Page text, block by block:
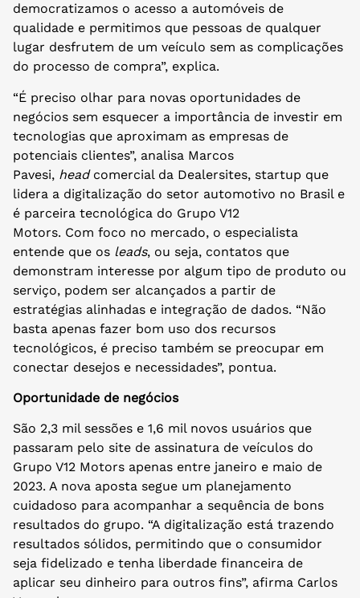
democratizamos o acesso a automóveis de
qualidade e permitimos que pessoas de qualquer
lugar desfrutem de um veículo sem as complicações
do processo de compra”, explica.
“É preciso olhar para novas oportunidades de
negócios sem esquecer a importância de investir em
tecnologias que aproximam as empresas de
potenciais clientes”, analisa Marcos
Pavesi, headcomercial da Dealersites, startup que
lidera a digitalização do setor automotivo no Brasil e
é parceira tecnológica do Grupo V12
Motors. Com foco no mercado, o especialista
entende que os leads, ou seja, contatos que
demonstram interesse por algum tipo de produto ou
serviço, podem ser alcançados a partir de
estratégias alinhadas e integração de dados. “Não
basta apenas fazer bom uso dos recursos
tecnológicos, é preciso também se preocupar em
conectar desejos e necessidades”, pontua.
Oportunidade de negócios
São 2,3 mil sessões e 1,6 mil novos usuários que
passaram pelo site de assinatura de veículos do
Grupo V12 Motors apenas entre janeiro e maio de
2023. A nova aposta segue um planejamento
cuidadoso para acompanhar a sequência de bons
resultados do grupo. “A digitalização está trazendo
resultados sólidos, permitindo que o consumidor
seja fidelizado e tenha liberdade financeira de
aplicar seu dinheiro para outros fins”, afirma Carlos